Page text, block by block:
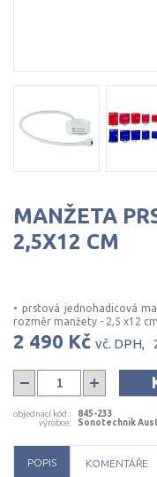
MANŽETA
2,5X12 CM
• prstová jednohadicová
rozměr manžety - 2,5 x12
2 490 Kč vč. DPH,
objednací kód :
845-233
výrobce: Sonotechnik
POPIS KOMENTÁŘE